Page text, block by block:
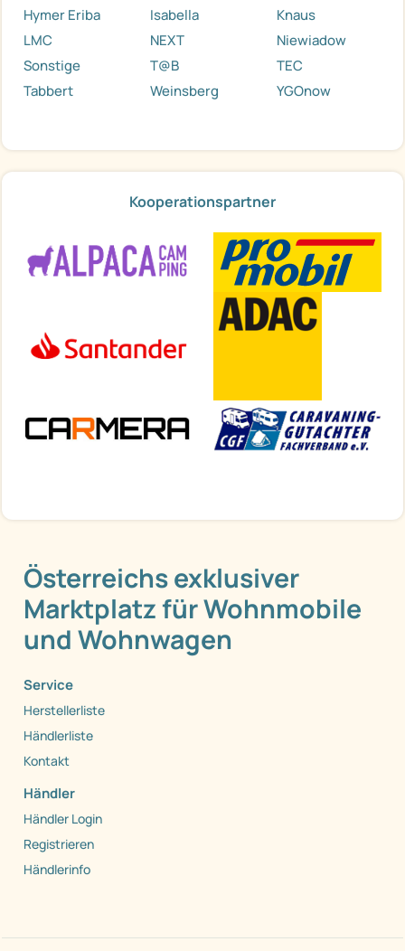
Hymer Eriba
Isabella
Knaus
LMC
NEXT
Niewiadow
Sonstige
T@B
TEC
Tabbert
Weinsberg YGOnow
Kooperationspartner
Österreichs exklusiver
Marktplatz für Wohnmobile
und Wohnwagen
Service
Herstellerliste
Händlerliste
Kontakt
Händler
Händler Login
Registrieren
Händlerinfo